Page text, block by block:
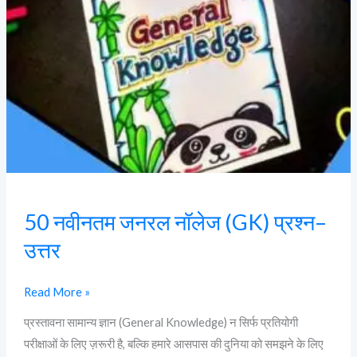
50 नवीनतम जनरल नॉलेज (GK) प्रश्न–
उत्तर
(GK)
Read More »
प्रस्तावना सामान्य ज्ञान (General Knowledge) न सिर्फ प्रतियोगी
परीक्षाओं के लिए ज़रूरी है, बल्कि हमारे आसपास की दुनिया को समझने के लिए